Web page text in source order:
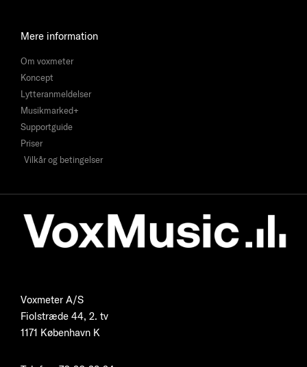
Mere information
Om voxmeter
Koncept
Lytteranmeldelser
Musikmarked+
Supportguide
Priser
Vilkår og betingelser
Voxmeter A/S
Fiolstræde 44, 2. tv
1171 København K